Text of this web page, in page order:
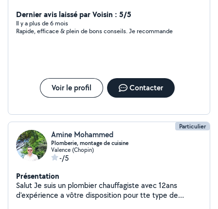
Dernier avis laissé par Voisin : 5/5
Il y a plus de 6 mois
Rapide, efficace & plein de bons conseils. Je recommande
Voir le profil Contacter
Particulier
Amine Mohammed
Plomberie, montage de cuisine
Valence (Chopin)
-/5
Présentation
Salut Je suis un plombier chauffagiste avec 12ans
d'expérience a vôtre disposition pour tte type de